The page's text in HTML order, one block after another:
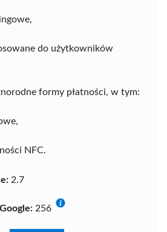
do użytkowników
formy płatności, w tym:
NFC.
2.7
256